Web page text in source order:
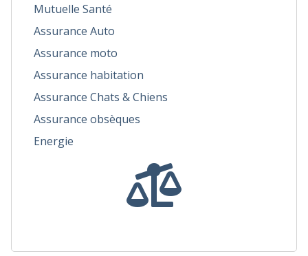
Mutuelle Santé
Assurance Auto
Assurance moto
Assurance habitation
Assurance Chats & Chiens
Assurance obsèques
Energie